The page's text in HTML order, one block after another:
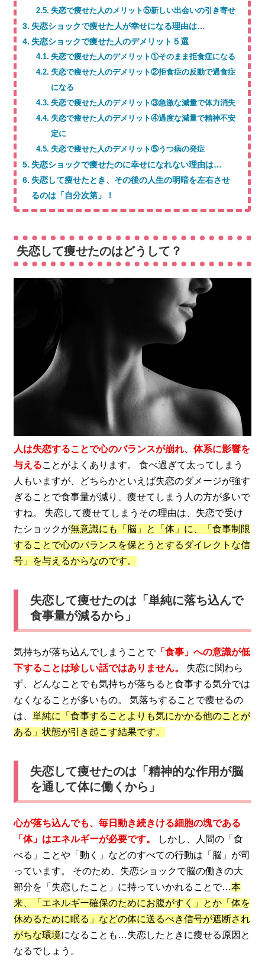
失恋で痩せた人のメリット⑤新しい出会いの引き寄せ
失恋ショックで痩せた人が幸せになる理由は…
失恋ショックで痩せた人のデメリット５選
失恋で痩せた人のデメリット①そのまま拒食症になる
失恋で痩せた人のデメリット②拒食症の反動で過食症
になる
失恋で痩せた人のデメリット③急激な減量で体力消失
失恋で痩せた人のデメリット④過度な減量で精神不安
定に
失恋で痩せた人のデメリット⑤うつ病の発症
失恋ショックで痩せたのに幸せになれない理由は…
失恋して痩せたとき、その後の人生の明暗を左右させ
るのは「自分次第」！
失恋して痩せたのはどうして？
人は失恋することで心のバランスが崩れ、体系に影響を
与えることがよくあります。 食べ過ぎて太ってしまう
人もいますが、どちらかといえば失恋のダメージが強す
ぎることで食事量が減り、痩せてしまう人の方が多いで
すね。 失恋して痩せてしまうその理由は、失恋で受け
たショックが無意識にも「脳」と「体」に、「食事制限
することで心のバランスを保とうとするダイレクトな信
号」を与えるからなのです。
失恋して痩せたのは「単純に落ち込んで
食事量が減るから」
気持ちが落ち込んでしまうことで「食事」への意識が低
下することは珍しい話ではありません。
失恋に関わら
ず、どんなことでも気持ちが落ちると食事する気分では
なくなることが多いもの。 気落ちすることで痩せるの
は、単純に「食事することよりも気にかかる他のことが
ある」状態が引き起こす結果です。
失恋して痩せたのは「精神的な作用が脳
を通して体に働くから」
心が落ち込んでも、毎日動き続きける細胞の塊である
「体」はエネルギーが必要です。
しかし、人間の「食
べる」ことや「動く」などのすべての行動は「脳」が司
っています。 そのため、失恋ショックで脳の働きの大
部分を「失恋したこと」に持っていかれることで…本
来、「エネルギー確保のためにお腹がすく」とか「体を
休めるために眠る」などの体に送るべき信号が遮断され
がちな環境になることも…失恋したときに痩せる原因と
なるでしょう。